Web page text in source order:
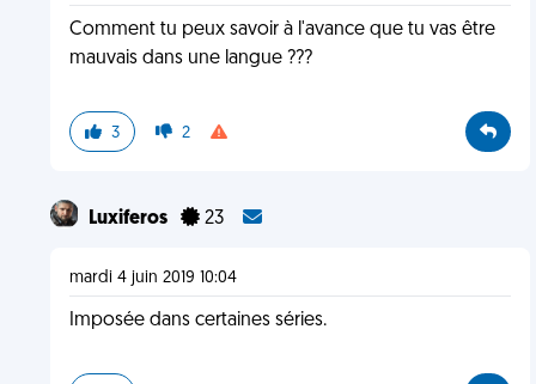
Comment tu peux savoir à l'avance que tu vas être
mauvais dans une langue ???
3 2
Luxiferos 23
mardi 4 juin 2019 10:04
Imposée dans certaines séries.